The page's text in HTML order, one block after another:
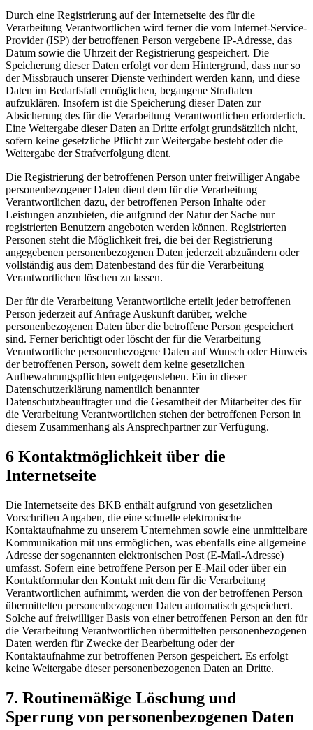
Durch eine Registrierung auf der Internetseite des für die
Verarbeitung Verantwortlichen wird ferner die vom Internet-Service-
Provider (ISP) der betroffenen Person vergebene IP-Adresse, das
Datum sowie die Uhrzeit der Registrierung gespeichert. Die
Speicherung dieser Daten erfolgt vor dem Hintergrund, dass nur so
der Missbrauch unserer Dienste verhindert werden kann, und diese
Daten im Bedarfsfall ermöglichen, begangene Straftaten
aufzuklären. Insofern ist die Speicherung dieser Daten zur
Absicherung des für die Verarbeitung Verantwortlichen erforderlich.
Eine Weitergabe dieser Daten an Dritte erfolgt grundsätzlich nicht,
sofern keine gesetzliche Pflicht zur Weitergabe besteht oder die
Weitergabe der Strafverfolgung dient.
Die Registrierung der betroffenen Person unter freiwilliger Angabe
personenbezogener Daten dient dem für die Verarbeitung
Verantwortlichen dazu, der betroffenen Person Inhalte oder
Leistungen anzubieten, die aufgrund der Natur der Sache nur
registrierten Benutzern angeboten werden können. Registrierten
Personen steht die Möglichkeit frei, die bei der Registrierung
angegebenen personenbezogenen Daten jederzeit abzuändern oder
vollständig aus dem Datenbestand des für die Verarbeitung
Verantwortlichen löschen zu lassen.
Der für die Verarbeitung Verantwortliche erteilt jeder betroffenen
Person jederzeit auf Anfrage Auskunft darüber, welche
personenbezogenen Daten über die betroffene Person gespeichert
sind. Ferner berichtigt oder löscht der für die Verarbeitung
Verantwortliche personenbezogene Daten auf Wunsch oder Hinweis
der betroffenen Person, soweit dem keine gesetzlichen
Aufbewahrungspflichten entgegenstehen. Ein in dieser
Datenschutzerklärung namentlich benannter
Datenschutzbeauftragter und die Gesamtheit der Mitarbeiter des für
die Verarbeitung Verantwortlichen stehen der betroffenen Person in
diesem Zusammenhang als Ansprechpartner zur Verfügung.
6 Kontaktmöglichkeit über die
Internetseite
Die Internetseite des BKB enthält aufgrund von gesetzlichen
Vorschriften Angaben, die eine schnelle elektronische
Kontaktaufnahme zu unserem Unternehmen sowie eine unmittelbare
Kommunikation mit uns ermöglichen, was ebenfalls eine allgemeine
Adresse der sogenannten elektronischen Post (E-Mail-Adresse)
umfasst. Sofern eine betroffene Person per E-Mail oder über ein
Kontaktformular den Kontakt mit dem für die Verarbeitung
Verantwortlichen aufnimmt, werden die von der betroffenen Person
übermittelten personenbezogenen Daten automatisch gespeichert.
Solche auf freiwilliger Basis von einer betroffenen Person an den für
die Verarbeitung Verantwortlichen übermittelten personenbezogenen
Daten werden für Zwecke der Bearbeitung oder der
Kontaktaufnahme zur betroffenen Person gespeichert. Es erfolgt
keine Weitergabe dieser personenbezogenen Daten an Dritte.
7. Routinemäßige Löschung und
Sperrung von personenbezogenen Daten